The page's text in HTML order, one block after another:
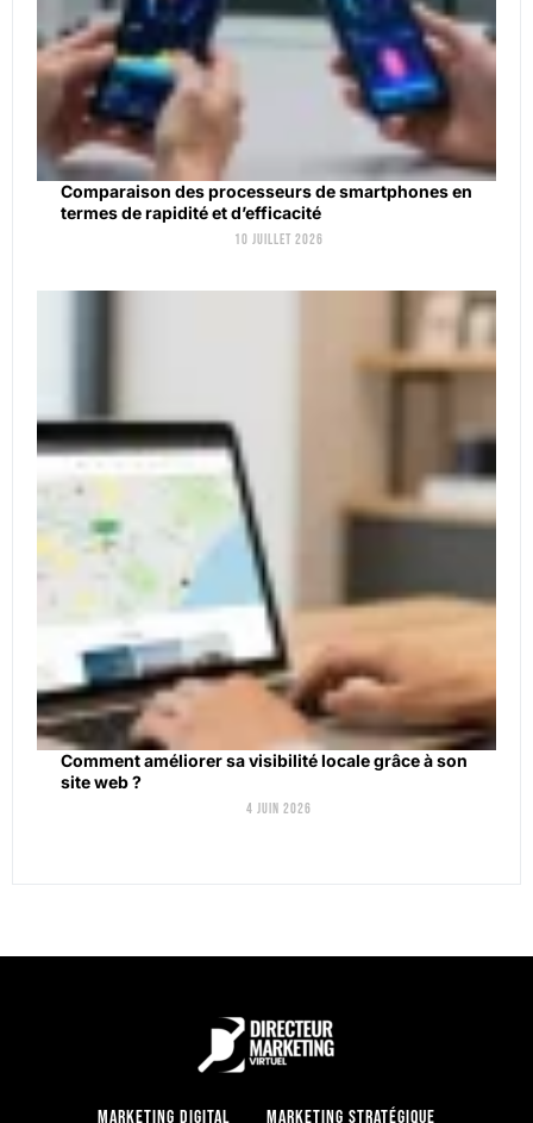
Comparaison des processeurs de smartphones en
termes de rapidité et d’efficacité
10 juillet 2026
Comment améliorer sa visibilité locale grâce à son
site web ?
4 juin 2026
Marketing digital Marketing stratégique